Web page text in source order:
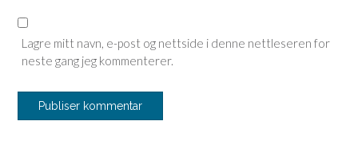
Lagre mitt navn, e-post og nettside i denne nettleseren for
neste gang jeg kommenterer.